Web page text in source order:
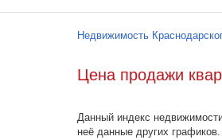
Недвижимость
Цена продажи
Данный индекс
неё данные других графиков.